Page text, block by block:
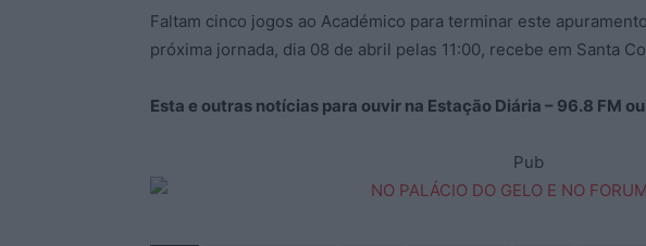
Faltam cinco jogos ao Académico para terminar este
próxima jornada, dia 08 de abril pelas 11:00, recebe em Santa
Esta e outras notícias para ouvir na Estação Diária – 96.8 FM
Pub